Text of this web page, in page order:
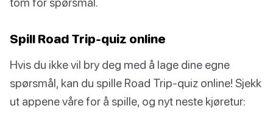
Spill Road Trip-quiz online
Hvis du ikke vil bry deg med å lage dine egne
spørsmål, kan du spille Road Trip-quiz online! Sjekk
ut appene våre for å spille, og nyt neste kjøretur: